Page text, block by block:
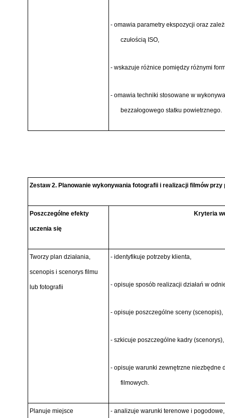
- omawia parametry ekspozycji oraz
czułością ISO,
- wskazuje różnice pomiędzy różnymi
- omawia techniki stosowane w
bezzałogowego statku powietrznego.
Zestaw 2. Planowanie wykonywania fotografii i realizacji filmów
Poszczególne efekty
uczenia się
Kryteria
Tworzy plan działania,
scenopis i scenorys filmu
lub fotografii
- identyfikuje potrzeby klienta,
- opisuje sposób realizacji działań w
- opisuje poszczególne sceny (scenopis),
- szkicuje poszczególne kadry (scenorys),
- opisuje warunki zewnętrzne niezbędne
filmowych.
Planuje miejsce - analizuje warunki terenowe i pogodowe,